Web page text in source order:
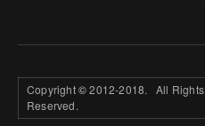
Copyright©2012-2018. All Rights
Reserved.